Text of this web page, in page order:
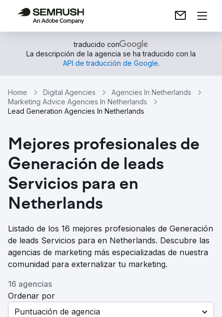
traducido con
La descripción de la agencia se ha traducido con la
API de traducción de Google.
Home Digital Agencies
Agencies In Netherlands
Marketing Advice Agencies In Netherlands
Lead Generation Agencies In Netherlands
Mejores profesionales de
Generación de leads
Servicios para en
Netherlands
Listado de los 16 mejores profesionales de Generación
de leads Servicios para en Netherlands. Descubre las
agencias de marketing más especializadas de nuestra
comunidad para externalizar tu marketing.
16 agencias
Ordenar por
Puntuación de agencia